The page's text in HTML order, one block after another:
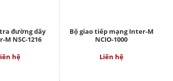
đường dây
M NSC-1216
hệ
Bộ giao tiếp mạng Inter-M
NCIO-1000
Liên hệ